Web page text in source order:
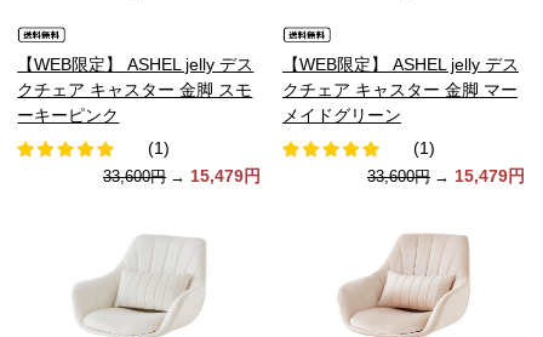
【WEB限定】 ASHEL jelly デス
クチェア キャスター 金脚 スモ
ーキーピンク
(1)
33,600円 → 15,479円
【WEB限定】 ASHEL jelly デス
クチェア キャスター 金脚 マー
メイドグリーン
(1)
33,600円 → 15,479円